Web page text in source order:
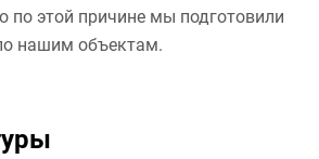
по этой причине мы подготовили
нашим объектам.